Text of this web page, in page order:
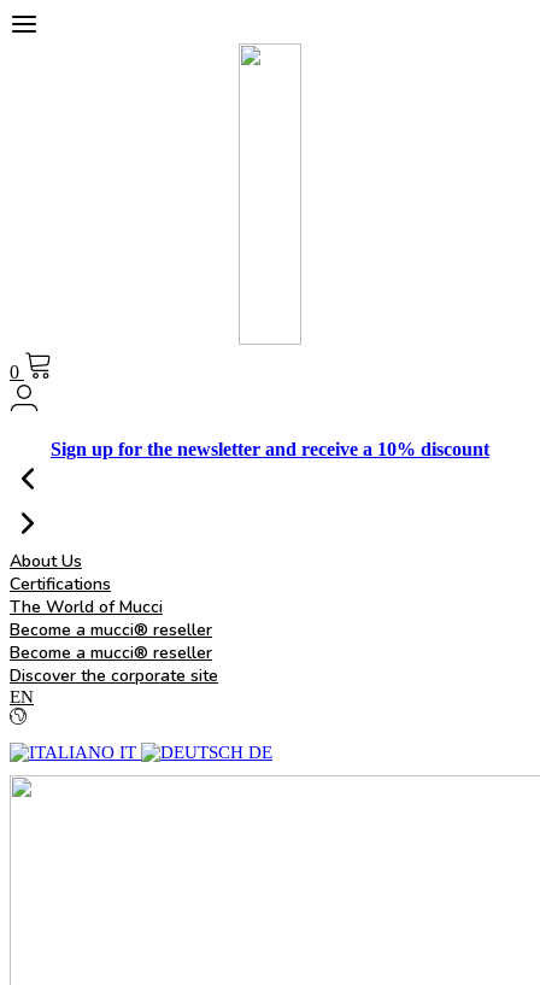
0
Sign up for the newsletter and receive a 10% discount
About Us
Certifications
The World of Mucci
Become a mucci® reseller
Become a mucci® reseller
Discover the corporate site
EN
IT DE